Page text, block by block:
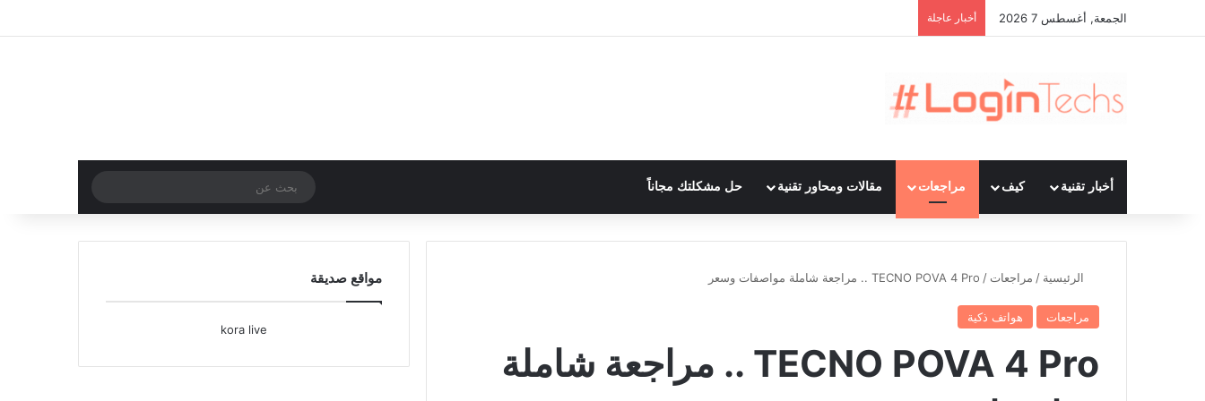
الجمعة, أغسطس 7 2026 أخبار عاجلة
أخبار تقنية كيف مراجعات مقالات ومحاور تقنية حل مشكلتك مجاناً
عن
الرئيسية / مراجعات / TECNO POVA 4 Pro .. مراجعة شاملة مواصفات وسعر
مراجعات هواتف ذكية
TECNO POVA 4 Pro .. مراجعة شاملة
مواقع صديقة
kora live